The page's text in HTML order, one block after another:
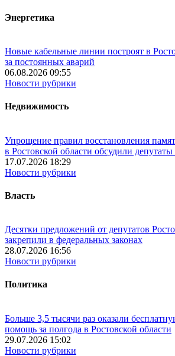
Энергетика
Новые кабельные линии построят в
за постоянных аварий
06.08.2026 09:55
Новости рубрики
Недвижимость
Упрощение правил восстановления
в Ростовской области обсудили
17.07.2026 18:29
Новости рубрики
Власть
Десятки предложений от депутатов
закрепили в федеральных законах
28.07.2026 16:56
Новости рубрики
Политика
Больше 3,5 тысячи раз оказали
помощь за полгода в Ростовской области
29.07.2026 15:02
Новости рубрики